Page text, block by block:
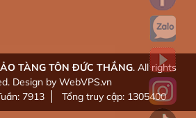
TÀNG TÔN ĐỨC THẮNG. All rights
Design by WebVPS.vn
7913 Tổng truy cập: 1305400